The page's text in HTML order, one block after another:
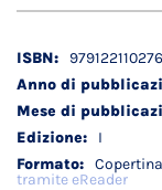
Dettagli
tecnici
I
tramite eReader